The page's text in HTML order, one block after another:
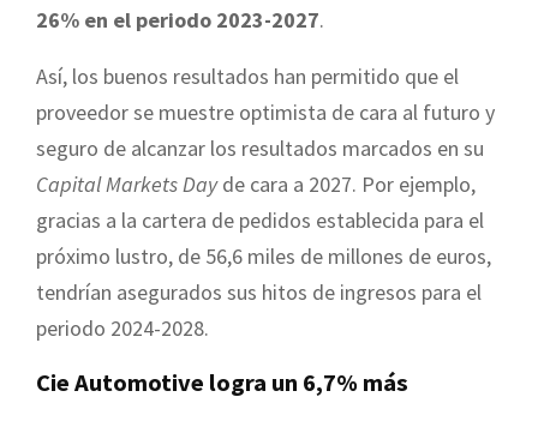
26% en el periodo 2023-2027.
Así, los buenos resultados han permitido que el
proveedor se muestre optimista de cara al futuro y
seguro de alcanzar los resultados marcados en su
Capital Markets Dayde cara a 2027. Por ejemplo,
gracias a la cartera de pedidos establecida para el
próximo lustro, de 56,6 miles de millones de euros,
tendrían asegurados sus hitos de ingresos para el
periodo 2024-2028.
Cie Automotive logra un 6,7% más